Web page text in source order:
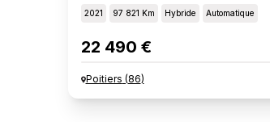
2021 97 821 Km Hybride Automatique
22 490 €
Poitiers (86)